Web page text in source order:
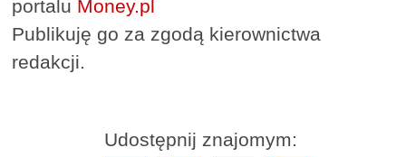
portalu Money.pl
Publikuję go za zgodą kierownictwa
redakcji.
Udostępnij znajomym: